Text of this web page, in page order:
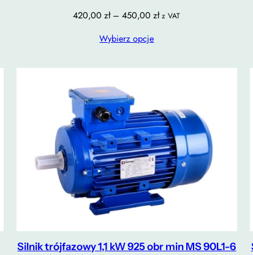
420,00zł – 450,00złZakres
do
z VAT
Wybierz opcje
Silnik trójfazowy 1,1 kW 925 obr min MS 90L1-6